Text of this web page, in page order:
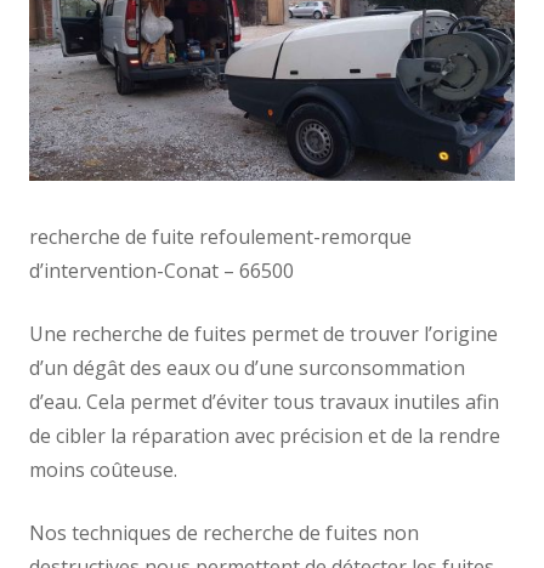
recherche de fuite refoulement-remorque
d’intervention-Conat – 66500
Une recherche de fuites permet de trouver l’origine
d’un dégât des eaux ou d’une surconsommation
d’eau. Cela permet d’éviter tous travaux inutiles afin
de cibler la réparation avec précision et de la rendre
moins coûteuse.
Nos techniques de recherche de fuites non